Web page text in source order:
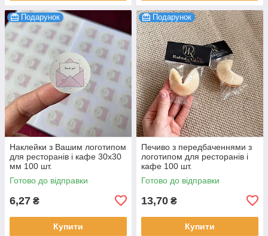
Подарунок
Наклейки з Вашим логотипом
для ресторанів і кафе 30х30
мм 100 шт.
Готово до відправки
6,27 ₴
Купити
Подарунок
Печиво з передбаченнями з
логотипом для ресторанів і
кафе 100 шт.
Готово до відправки
13,70 ₴
Купити